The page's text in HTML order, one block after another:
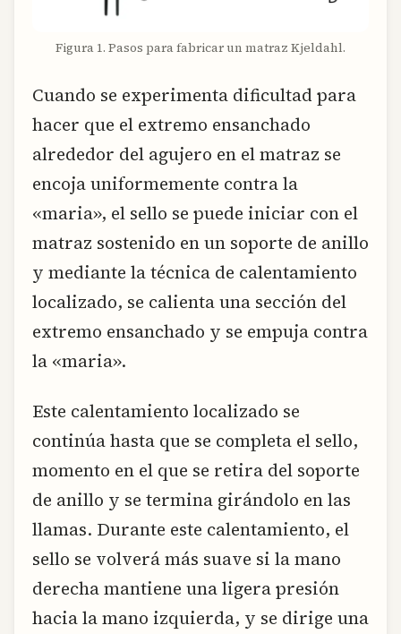
Figura 1. Pasos para fabricar un matraz Kjeldahl.
Cuando se experimenta dificultad para
hacer que el extremo ensanchado
alrededor del agujero en el matraz se
encoja uniformemente contra la
«maria», el sello se puede iniciar con el
matraz sostenido en un soporte de anillo
y mediante la técnica de calentamiento
localizado, se calienta una sección del
extremo ensanchado y se empuja contra
la «maria».
Este calentamiento localizado se
continúa hasta que se completa el sello,
momento en el que se retira del soporte
de anillo y se termina girándolo en las
llamas. Durante este calentamiento, el
sello se volverá más suave si la mano
derecha mantiene una ligera presión
hacia la mano izquierda, y se dirige una